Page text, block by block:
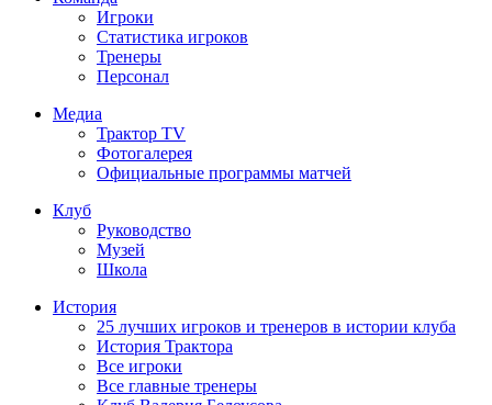
Игроки
Статистика игроков
Тренеры
Персонал
Медиа
Трактор TV
Фотогалерея
Официальные программы матчей
Клуб
Руководство
Музей
Школа
История
25 лучших игроков и тренеров в истории клуба
История Трактора
Все игроки
Все главные тренеры